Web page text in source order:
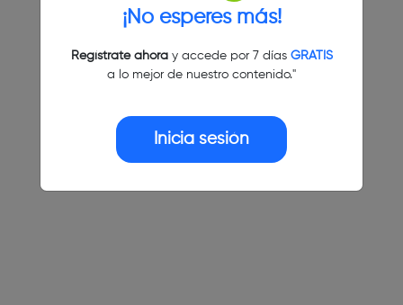
¡No esperes más!
Regístrate ahoray accede por 7 días GRATIS
a lo mejor de nuestro contenido."
Inicia sesión